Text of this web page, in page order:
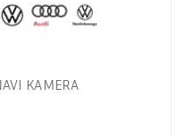
KAMERA